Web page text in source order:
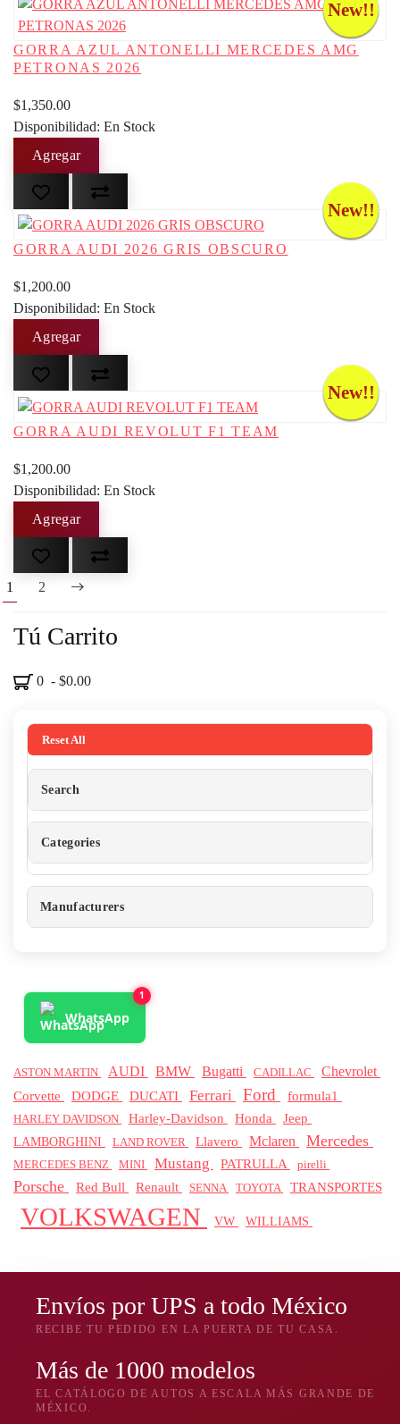
New!!
GORRA AZUL ANTONELLI MERCEDES AMG
PETRONAS 2026
$1,350.00
Disponibilidad: En Stock
New!!
GORRA AUDI 2026 GRIS OBSCURO
$1,200.00
Disponibilidad: En Stock
New!!
GORRA AUDI REVOLUT F1 TEAM
$1,200.00
Disponibilidad: En Stock
1 2
Tú Carrito
0 - $0.00
Reset All
Search
Categories
Manufacturers
WhatsApp
1
ASTON MARTIN AUDI BMW Bugatti CADILLAC Chevrolet
Corvette DODGE DUCATI Ferrari Ford formula1
HARLEY DAVIDSON Harley-Davidson Honda Jeep
LAMBORGHINI LAND ROVER Llavero Mclaren Mercedes
MERCEDES BENZ MINI Mustang PATRULLA pirelli
Porsche Red Bull Renault SENNA TOYOTA TRANSPORTES
VOLKSWAGEN VW WILLIAMS
Envíos por UPS a todo México
RECIBE TU PEDIDO EN LA PUERTA DE TU CASA.
Más de 1000 modelos
EL CATÁLOGO DE AUTOS A ESCALA MÁS GRANDE DE
MÉXICO.